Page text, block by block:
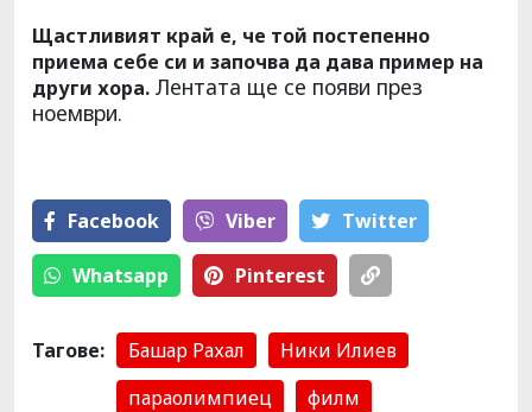
Щастливият край е, че той постепенно
приема себе си и започва да дава пример на
други хора. Лентата ще се появи през
ноември.
Facebook Viber Тwitter
Whatsapp Pinterest
Тагове: Башар Рахал
Ники Илиев
параолимпиец
филм